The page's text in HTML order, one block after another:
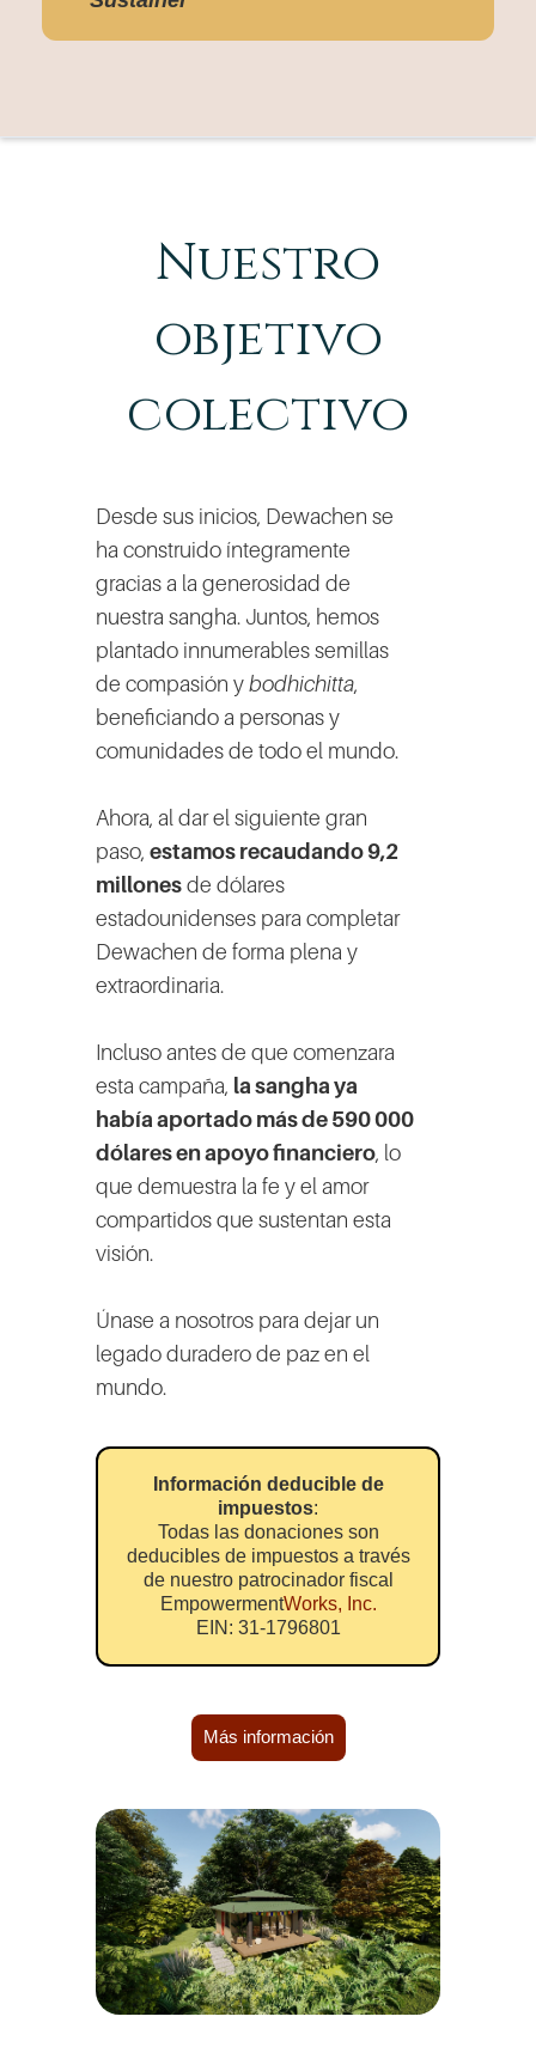
Nuestro
objetivo
colectivo
Desde sus inicios, Dewachen se
ha construido íntegramente
gracias a la generosidad de
nuestra sangha. Juntos, hemos
plantado innumerables semillas
de compasión ybodhichitta,
beneficiando a personas y
comunidades de todo el mundo.
Ahora, al dar el siguiente gran
paso, estamos recaudando 9,2
millonesde dólares
estadounidenses para completar
Dewachen de forma plena y
extraordinaria.
Incluso antes de que comenzara
esta campaña, la sangha ya
había aportado más de 590 000
dólares en apoyo financiero, lo
que demuestra la fe y el amor
compartidos que sustentan esta
visión.
Únase a nosotros para dejar un
legado duradero de paz en el
mundo.
Información deducible de
impuestos:
Todas las donaciones son
deducibles de impuestos a través
de nuestro patrocinador fiscal
‍EmpowermentWorks, Inc.
EIN: 31-1796801
Más información